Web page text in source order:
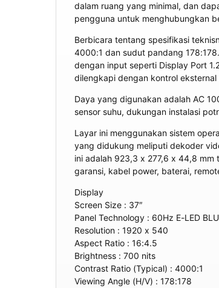
dalam ruang yang minimal, dan
pengguna untuk menghubungkan
Berbicara tentang spesifikasi
4000:1 dan sudut pandang
dengan input seperti Display Port
dilengkapi dengan kontrol
Daya yang digunakan adalah AC
sensor suhu, dukungan instalasi
Layar ini menggunakan sistem
yang didukung meliputi dekoder
ini adalah 923,3 x 277,6 x 44,8
garansi, kabel power, baterai,
Display
Screen Size : 37″
Panel Technology : 60Hz E-LED BLU
Resolution : 1920 x 540
Aspect Ratio : 16:4.5
Brightness : 700 nits
Contrast Ratio (Typical) : 4000:1
Viewing Angle (H/V) : 178:178